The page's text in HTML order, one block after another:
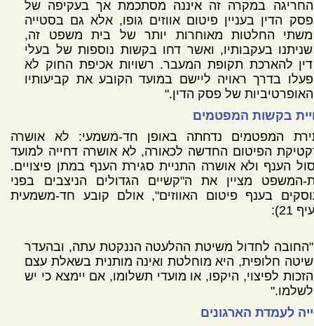
החריגה במקרה זה איננה מסתכמת אך בעקיפה של
פסק הדין בעניין פיטום אווזים גופו, אלא גם בסטייה
משתי החלטות מאוחרות יותר של בית משפט זה,
שניתנו בעקבותיו, ואשר דחו בקשות נוספות של בעלי
דין להארכת תקופת המעבר. רשויות אכיפת החוק לא
פעלו בדרך ראויה ליישם במועד הקובע את קביעותיו
האופרטיביות של פסק הדין."
בקשות המפטמים
המפטמים נדחתה באופן חד-משמעי: לא אושרה
הפיטום החדשה לכאורה, לא אושרה דחייה למועד
הענף ולא אושרה התניית סגירת הענף במתן פיצויים.
המשפט מציין את ה"קשיים הגדולים הניצבים בפני
בענף פיטום האווזים", אולם קובע חד-משמעית
21):
"החובה לחדול משיטת ההלעטה הננקטת עתה, ובהעדר
שיטה חלופית, היא מוחלטת ואינה מותנית בשאלת עצם
הזכות לפיצוי, היקפו, או מועדי תשלומו, אם יימצא כי יש
לשלמו."
לעמדת הארגונים